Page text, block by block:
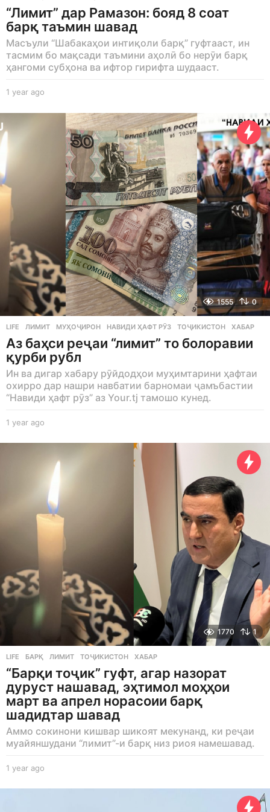
“Лимит” дар Рамазон: бояд 8 соат
барқ таъмин шавад
Масъули “Шабакаҳои интиқоли барқ” гуфтааст, ин
тасмим бо мақсади таъмини аҳолӣ бо нерӯи барқ
ҳангоми субҳона ва ифтор гирифта шудааст.
1 year ago
e
1555 0
LIFE ЛИМИТ ,МУҲОҶИРОН ,НАВИДИ ҲАФТ РӮЗ ,ТОҶИКИСТОН ,ХАБАР
Аз баҳси реҷаи “лимит” то болоравии
қурби рубл
Ин ва дигар хабару рӯйдодҳои муҳимтарини ҳафтаи
охирро дар нашри навбатии барномаи ҷамъбастии
“Навиди ҳафт рӯз” аз Your.tj тамошо кунед.
1 year ago
e
g
o
1770 1
LIFE БАРҚ ,ЛИМИТ ,ТОҶИКИСТОН ,ХАБАР
“Барқи тоҷик” гуфт, агар назорат
дуруст нашавад, эҳтимол моҳҳои
март ва апрел норасоии барқ
шадидтар шавад
Аммо сокинони кишвар шикоят мекунанд, ки реҷаи
муайяншудани “лимит”-и барқ низ риоя намешавад.
1 year ago
e